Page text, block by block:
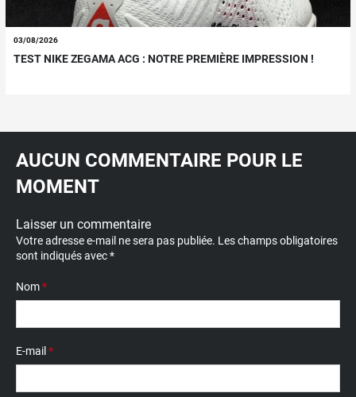
03/08/2026
TEST NIKE ZEGAMA ACG : NOTRE PREMIÈRE IMPRESSION !
AUCUN COMMENTAIRE POUR LE
MOMENT
Laisser un commentaire
Votre adresse e-mail ne sera pas publiée. Les champs obligatoires
sont indiqués avec*
Nom*
E-mail *